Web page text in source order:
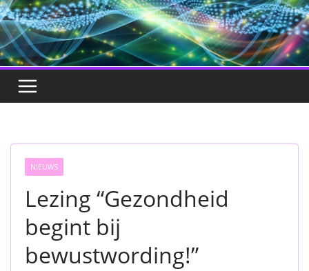
NIEUWS
Lezing “Gezondheid
begint bij
bewustwording!”